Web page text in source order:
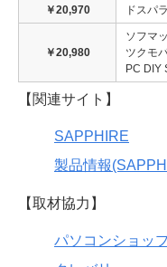
￥20,970 ドスパ
￥20,980
ソフマ
ツクモ
PC DIY
【関連サイト】
SAPPHIRE
製品情報
【取材協力】
パソコンショッ